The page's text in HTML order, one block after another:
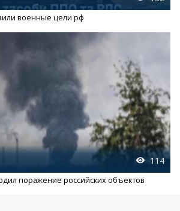
военные цели рф
114
поражение российских объектов